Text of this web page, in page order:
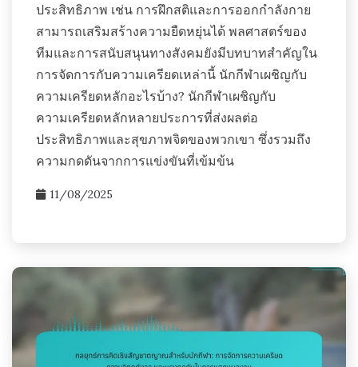
ประสิทธิภาพ เช่น การฝึกสติและการออกกำลังกาย
สามารถเสริมสร้างความยืดหยุ่นได้ พลศาสตร์ของ
ทีมและการสนับสนุนทางสังคมยังมีบทบาทสำคัญใน
การจัดการกับความเครียดเหล่านี้ นักกีฬาเผชิญกับ
ความเครียดหลักอะไรบ้าง? นักกีฬาเผชิญกับ
ความเครียดหลักหลายประการที่ส่งผลต่อ
ประสิทธิภาพและสุขภาพจิตของพวกเขา ซึ่งรวมถึง
ความกดดันจากการแข่งขันที่เข้มข้น
11/08/2025